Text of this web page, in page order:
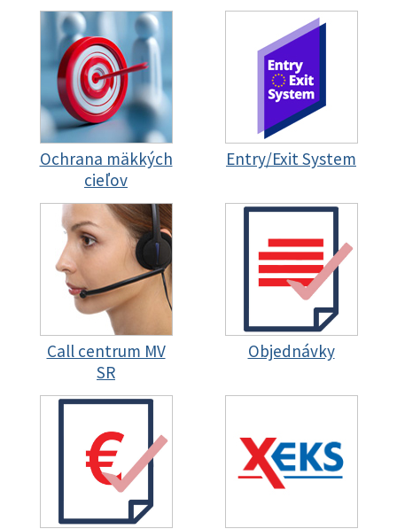
Ochrana mäkkých
cieľov
Entry/Exit System
Call centrum MV
SR
Objednávky